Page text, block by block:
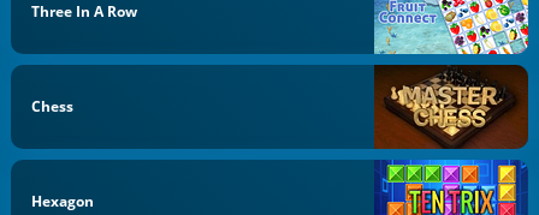
Three In A Row
Chess
Hexagon